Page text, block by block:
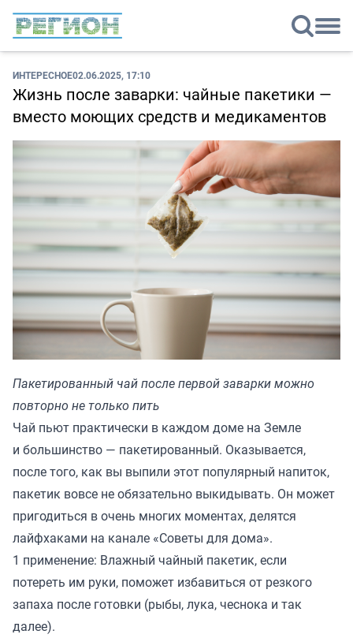
ИНТЕРЕСНОЕ02.06.2025, 17:10
Жизнь после заварки: чайные пакетики —
вместо моющих средств и медикаментов
Пакетированный чай после первой заварки можно
повторно не только пить
Чай пьют практически в каждом доме на Земле
и большинство — пакетированный. Оказывается,
после того, как вы выпили этот популярный напиток,
пакетик вовсе не обязательно выкидывать. Он может
пригодиться в очень многих моментах, делятся
лайфхаками на канале «Советы для дома».
1 применение: Влажный чайный пакетик, если
потереть им руки, поможет избавиться от резкого
запаха после готовки (рыбы, лука, чеснока и так
далее).